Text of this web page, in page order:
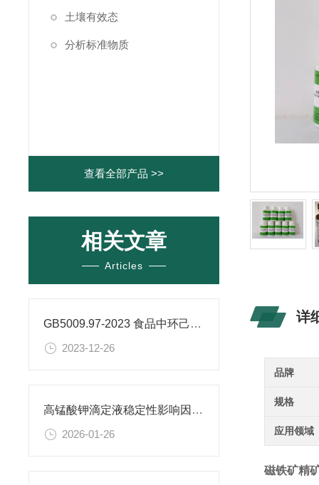
土壤有效态
分析标准物质
查看全部产品 >>
相关文章
Articles
GB5009.97-2023 食品中环己基氨基磺酸盐的测定标准
2023-12-26
高锰酸钾滴定液稳定性影响因素及保存期限研究
2026-01-26
详
品牌
规格
应用领域
磁铁矿精